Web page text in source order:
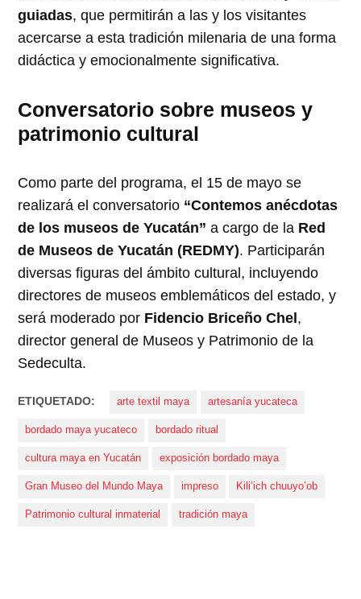
guiadas, que permitirán a las y los visitantes
acercarse a esta tradición milenaria de una forma
didáctica y emocionalmente significativa.
Conversatorio sobre museos y
patrimonio cultural
Como parte del programa, el 15 de mayo se
realizará el conversatorio “Contemos anécdotas
de los museos de Yucatán” a cargo de la Red
de Museos de Yucatán (REDMY). Participarán
diversas figuras del ámbito cultural, incluyendo
directores de museos emblemáticos del estado, y
será moderado por Fidencio Briceño Chel ,
director general de Museos y Patrimonio de la
Sedeculta.
ETIQUETADO: arte textil maya artesanía yucateca
bordado maya yucateco bordado ritual
cultura maya en Yucatán exposición bordado maya
Gran Museo del Mundo Maya impreso Kili’ich chuuyo’ob
Patrimonio cultural inmaterial tradición maya